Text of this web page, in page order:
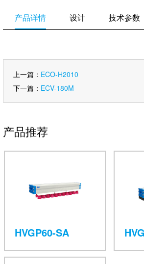
产品详情 设计 技术参数
上一篇： ECO-H2010
下一篇： ECV-180M
产品推荐
HVGP60-SA